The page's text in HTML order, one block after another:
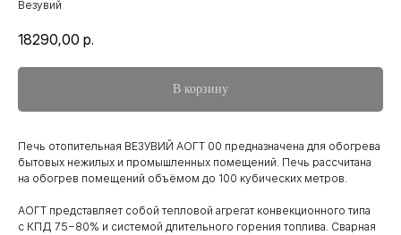
Везувий
18290,00 р.
В корзину
Печь отопительная ВЕЗУВИЙ АОГТ 00 предназначена для обогрева
бытовых нежилых и промышленных помещений. Печь рассчитана
на обогрев помещений объёмом до 100 кубических метров.
АОГТ представляет собой тепловой агрегат конвекционного типа
с КПД 75−80% и системой длительного горения топлива. Сварная